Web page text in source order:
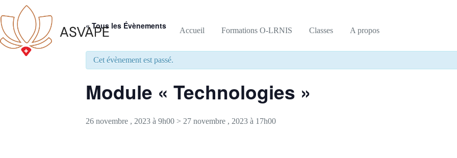
Accueil Formations O-LRNIS Classes A propos
« Tous les Évènements
Cet évènement est passé.
Module « Technologies »
26 novembre , 2023 à 9h00 > 27 novembre , 2023 à 17h00